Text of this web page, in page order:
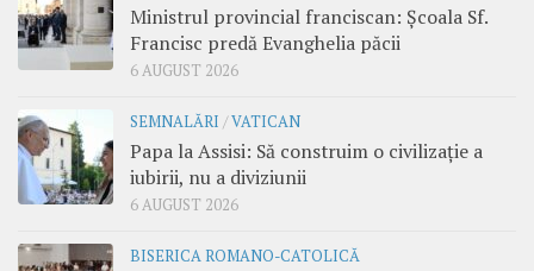
Ministrul provincial franciscan: Școala Sf.
Francisc predă Evanghelia păcii
6 AUGUST 2026
SEMNALĂRI /VATICAN
Papa la Assisi: Să construim o civilizație a
iubirii, nu a diviziunii
6 AUGUST 2026
BISERICA ROMANO-CATOLICĂ